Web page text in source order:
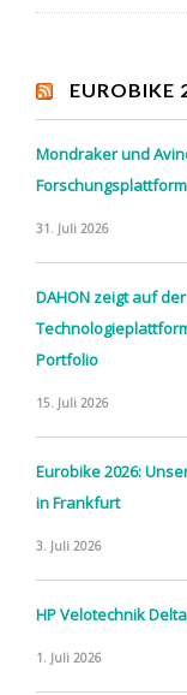
EUROBIKE
Mondraker und
Forschungsplattform
31. Juli 2026
DAHON zeigt auf der
Portfolio
15. Juli 2026
Eurobike 2026:
in Frankfurt
3. Juli 2026
HP Velotechnik
1. Juli 2026